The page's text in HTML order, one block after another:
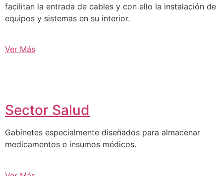
facilitan la entrada de cables y con ello la instalación de
equipos y sistemas en su interior.
Ver Más
Sector Salud
Gabinetes especialmente diseñados para almacenar
medicamentos e insumos médicos.